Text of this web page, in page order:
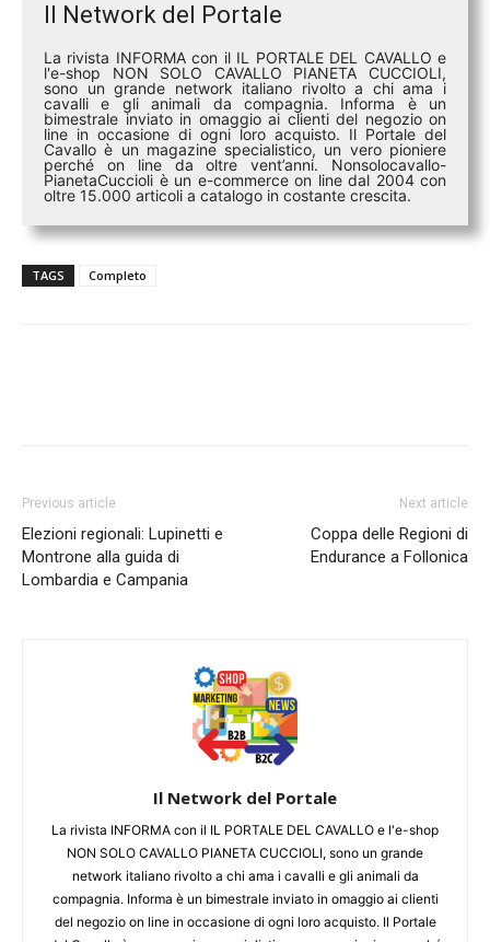
Il Network del Portale
La rivista INFORMA con il IL PORTALE DEL CAVALLO e
l'e-shop NON SOLO CAVALLO PIANETA CUCCIOLI,
sono un grande network italiano rivolto a chi ama i
cavalli e gli animali da compagnia. Informa è un
bimestrale inviato in omaggio ai clienti del negozio on
line in occasione di ogni loro acquisto. Il Portale del
Cavallo è un magazine specialistico, un vero pioniere
perché on line da oltre vent’anni. Nonsolocavallo-
PianetaCuccioli è un e-commerce on line dal 2004 con
oltre 15.000 articoli a catalogo in costante crescita.
TAGS Completo
Previous article
Elezioni regionali: Lupinetti e
Montrone alla guida di
Lombardia e Campania
Next article
Coppa delle Regioni di
Endurance a Follonica
Il Network del Portale
La rivista INFORMA con il IL PORTALE DEL CAVALLO e l'e-shop
NON SOLO CAVALLO PIANETA CUCCIOLI, sono un grande
network italiano rivolto a chi ama i cavalli e gli animali da
compagnia. Informa è un bimestrale inviato in omaggio ai clienti
del negozio on line in occasione di ogni loro acquisto. Il Portale